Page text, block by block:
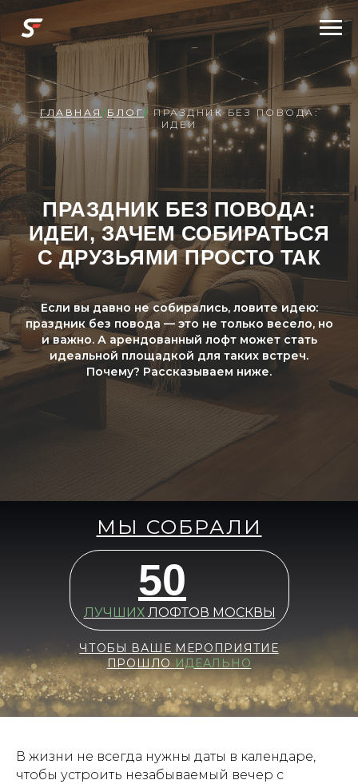
ГЛАВНАЯ / БЛОГ/ПРАЗДНИК БЕЗ ПОВОДА:
ИДЕИ
ПРАЗДНИК БЕЗ ПОВОДА:
ИДЕИ, ЗАЧЕМ СОБИРАТЬСЯ
С ДРУЗЬЯМИ ПРОСТО ТАК
Если вы давно не собирались, ловите идею:
праздник без повода — это не только весело, но
и важно. А арендованный лофт может стать
идеальной площадкой для таких встреч.
Почему? Рассказываем ниже.
МЫ СОБРАЛИ
ЧТОБЫ ВАШЕ МЕРОПРИЯТИЕ
ПРОШЛОИДЕАЛЬНО
ЛУЧШИХЛОФТОВ МОСКВЫ
50
В жизни не всегда нужны даты в календаре,
чтобы устроить незабываемый вечер с